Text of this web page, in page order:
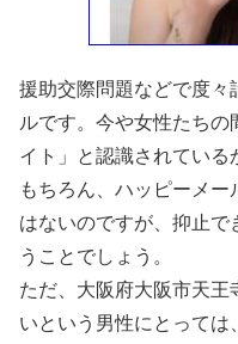
援助交際問題などで度々
ルです。今や女性たち
イト」と認識されている
もちろん、ハッピーメ
はないのですが、抑止で
うことでしょう。
ただ、大阪府大阪市天王
いという男性にとっては